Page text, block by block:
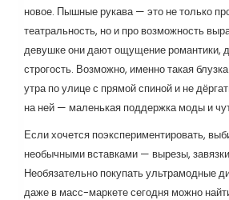
новое. Пышные рукава — это не только
театральность, но и про возможность
девушке они дают ощущение романтики,
строгость. Возможно, именно такая
утра по улице с прямой спиной и не
на ней — маленькая поддержка моды и
Если хочется поэкспериментировать,
необычными вставками — вырезы,
Необязательно покупать ультрамодные
даже в масс-маркете сегодня можно